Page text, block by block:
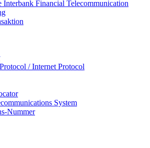
Financial Telecommunication
/ Internet Protocol
System
Nummer